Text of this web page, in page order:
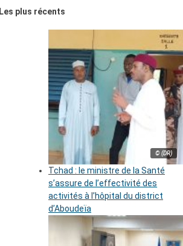
Les plus récents
© (DR)
Tchad : le ministre de la Santé
s’assure de l’effectivité des
activités à l’hôpital du district
d’Aboudeïa